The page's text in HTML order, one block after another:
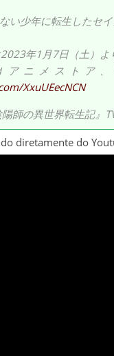
い少年に転生したセ
年1月7日（土）よ
アニメストア
XxuUEecNCN
師の異世界転生記』
diretamente do